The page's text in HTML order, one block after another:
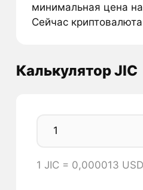
минимальная цена
Сейчас
Калькулятор JIC
1 JIC = 0,000013 USD